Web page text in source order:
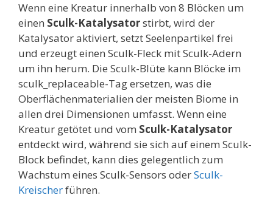
Wenn eine Kreatur innerhalb von 8 Blöcken um
einen Sculk-Katalysatorstirbt, wird der
Katalysator aktiviert, setzt Seelenpartikel frei
und erzeugt einen Sculk-Fleck mit Sculk-Adern
um ihn herum. Die Sculk-Blüte kann Blöcke im
sculk_replaceable-Tag ersetzen, was die
Oberflächenmaterialien der meisten Biome in
allen drei Dimensionen umfasst. Wenn eine
Kreatur getötet und vom Sculk-Katalysator
entdeckt wird, während sie sich auf einem Sculk-
Block befindet, kann dies gelegentlich zum
Wachstum eines Sculk-Sensors oderSculk-
Kreischerführen.